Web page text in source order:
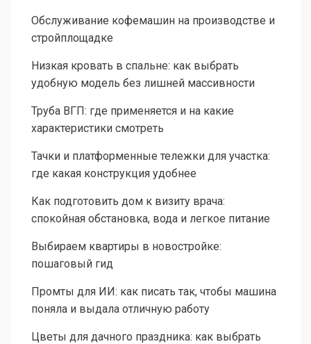
Обслуживание кофемашин на производстве и
стройплощадке
Низкая кровать в спальне: как выбрать
удобную модель без лишней массивности
Труба ВГП: где применяется и на какие
характеристики смотреть
Тачки и платформенные тележки для участка:
где какая конструкция удобнее
Как подготовить дом к визиту врача:
спокойная обстановка, вода и легкое питание
Выбираем квартиры в новостройке:
пошаговый гид
Промты для ИИ: как писать так, чтобы машина
поняла и выдала отличную работу
Цветы для дачного праздника: как выбрать